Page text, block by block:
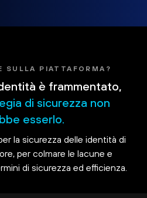
SULLA PIATTAFORMA?
è frammentato,
di sicurezza non
esserlo.
la sicurezza delle identità di
per colmare le lacune e
di sicurezza ed efficienza.